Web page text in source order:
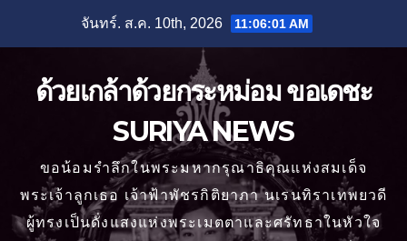
จันทร์. ส.ค. 10th, 2026 11:06:02 AM
ด้วยเกล้าด้วยกระหม่อม ขอเดชะ
SURIYA NEWS
ขอน้อมรำลึกในพระมหากรุณาธิคุณแห่งสมเด็จ
พระเจ้าลูกเธอ เจ้าฟ้าพัชรกิติยาภา นเรนทิราเทพยวดี
ผู้ทรงเป็นดั่งแสงแห่งพระเมตตาและศรัทธาในหัวใจ